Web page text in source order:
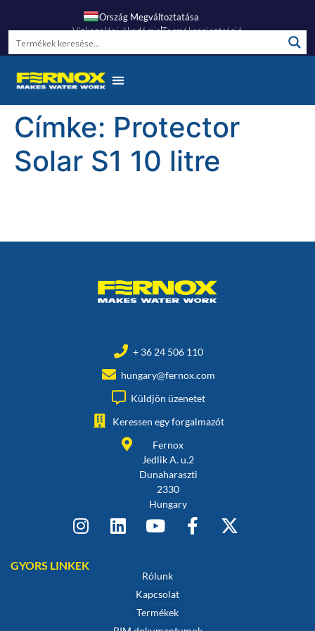
Ország Megváltoztatása
Vízkezelési AkadémiaTermékregisztráció
Címke: Protector
Solar S1 10 litre
+ 36 24 506 110
hungary@fernox.com
Küldjön üzenetet
Keressen egy forgalmazót
Fernox
Jedlik A. u.2
Dunaharaszti
2330
Hungary
GYORS LINKEK
Rólunk
Kapcsolat
Termékek